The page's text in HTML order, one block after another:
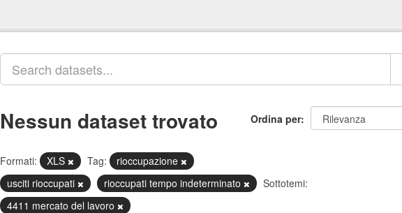
Ordina per
Nessun dataset trovato
Formati: XLS Tag:
rioccupazione
usciti rioccupati
rioccupati tempo indeterminato
Sottotemi:
4411 mercato del lavoro